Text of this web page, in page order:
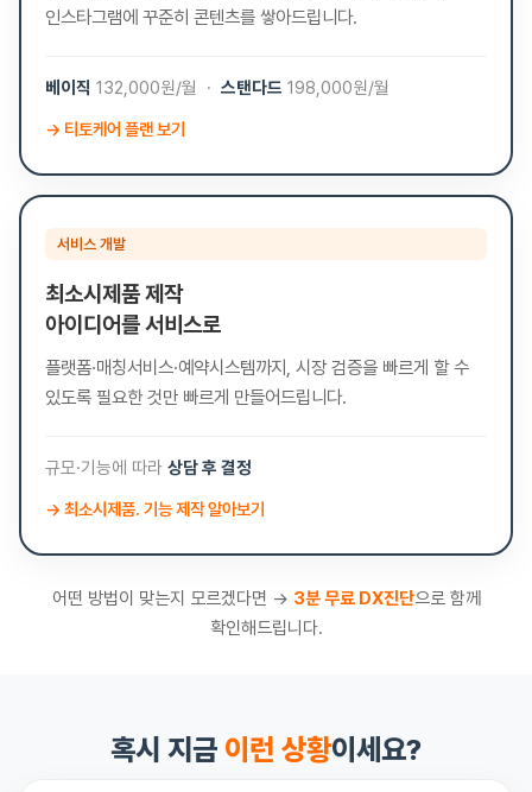
인스타그램에 꾸준히 콘텐츠를 쌓아드립니다.
베이직 132,000원/월 · 스탠다드 198,000원/월
→ 티토케어 플랜 보기
서비스 개발
최소시제품 제작
아이디어를 서비스로
플랫폼·매칭서비스·예약시스템까지, 시장 검증을 빠르게 할 수
있도록 필요한 것만 빠르게 만들어드립니다.
규모·기능에 따라 상담 후 결정
→ 최소시제품. 기능 제작 알아보기
어떤 방법이 맞는지 모르겠다면 → 3분 무료 DX진단으로 함께
확인해드립니다.
혹시 지금 이런 상황이세요?